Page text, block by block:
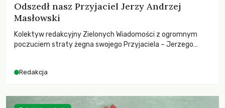
Odszedł nasz Przyjaciel Jerzy Andrzej
Masłowski
Kolektyw redakcyjny Zielonych Wiadomości z ogromnym
poczuciem straty żegna swojego Przyjaciela – Jerzego
Redakcja